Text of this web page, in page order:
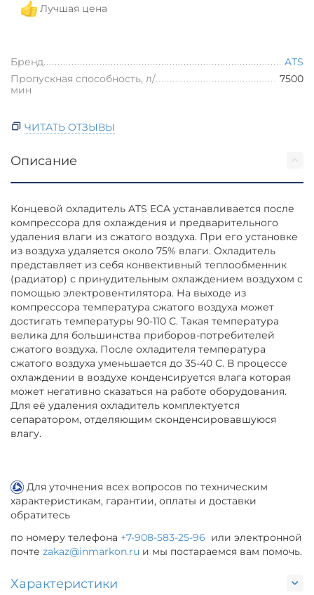
Лучшая цена
Бренд
ATS
Пропускная способность, л/
мин
7500
ЧИТАТЬ ОТЗЫВЫ
Описание
Концевой охладитель ATS ECA устанавливается после
компрессора для охлаждения и предварительного
удаления влаги из сжатого воздуха. При его установке
из воздуха удаляется около 75% влаги. Охладитель
представляет из себя конвективный теплообменник
(радиатор) с принудительным охлаждением воздухом с
помощью электровентилятора. На выходе из
компрессора температура сжатого воздуха может
достигать температуры 90-110 С. Такая температура
велика для большинства приборов-потребителей
сжатого воздуха. После охладителя температура
сжатого воздуха уменьшается до 35-40 С. В процессе
охлаждении в воздухе конденсируется влага которая
может негативно сказаться на работе оборудования.
Для её удаления охладитель комплектуется
сепаратором, отделяющим сконденсировавшуюся
влагу.
Для уточнения всех вопросов по техническим
характеристикам, гарантии, оплаты и доставки
обратитесь
по номеру телефона +7-908-583-25-96 или электронной
почтеzakaz@inmarkon.ru и мы постараемся вам помочь.
Характеристики